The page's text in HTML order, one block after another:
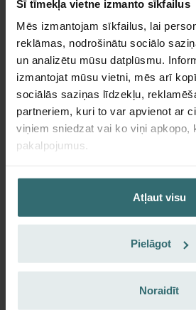
Šī tīmekļa vietne izmanto sīkfailus
Mēs izmantojam sīkfailus, lai
reklāmas, nodrošinātu sociālo
un analizētu mūsu datplūsmu.
izmantojat mūsu vietni, mēs arī
sociālās saziņas līdzekļu,
partneriem, kuri to var apvienot ar
viņiem sniedzat vai ko viņi apkopo,
pakalpojumus.
Atļaut visu
Pielāgot
Noraidīt
Zehnder Fresh Scent filtru komplekts
baudīt veselīgu gaisu telpās,
kamīna smaržai iekļūt telpās. Fresh
aktivētā ogle, samazina smaržu,
daudzumu pieplūstošajā gaisā.
Fresh Scent filtru komplekts
pietiekamai ventilācijai. Bet ko darīt, ja
kamīns? Vai arī jūs dzīvojat blakus
iespējams, gribat nedaudz samazināt
nevēlamās smakas paliktu ārpus
filtru komplektu tas vairs nebūs
90 dienu aizsardzība